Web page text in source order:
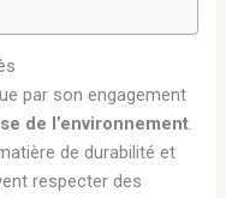
par son engagement
de l’environnement.
de durabilité et
respecter des